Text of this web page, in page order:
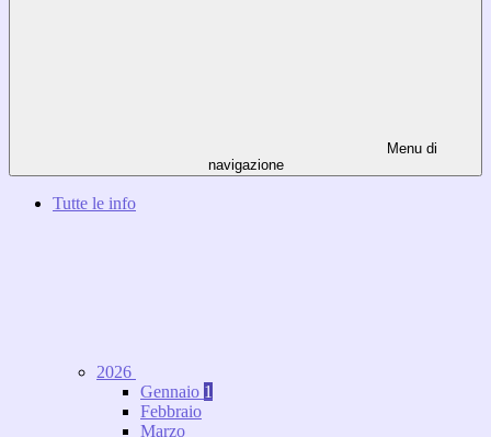
Menu di
navigazione
Tutte le info
2026
Gennaio 1
Febbraio
Marzo